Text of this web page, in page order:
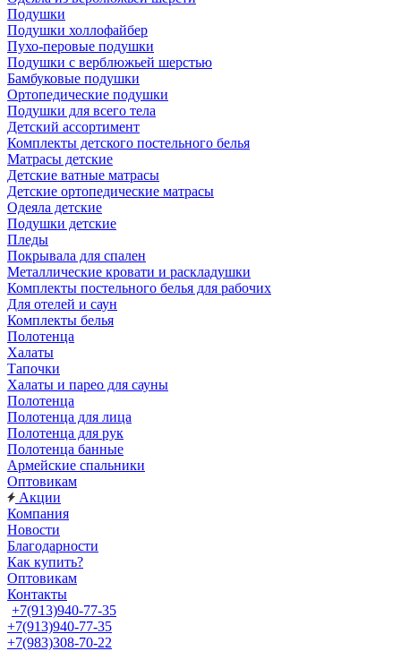
Подушки
Подушки холлофайбер
Пухо-перовые подушки
Подушки с верблюжьей шерстью
Бамбуковые подушки
Ортопедические подушки
Подушки для всего тела
Детский ассортимент
Комплекты детского постельного белья
Матрасы детские
Детские ватные матрасы
Детские ортопедические матрасы
Одеяла детские
Подушки детские
Пледы
Покрывала для спален
Металлические кровати и раскладушки
Комплекты постельного белья для рабочих
Для отелей и саун
Комплекты белья
Полотенца
Халаты
Тапочки
Халаты и парео для сауны
Полотенца
Полотенца для лица
Полотенца для рук
Полотенца банные
Армейские спальники
Оптовикам
Акции
Компания
Новости
Благодарности
Как купить?
Оптовикам
Контакты
+7(913)940-77-35
+7(913)940-77-35
+7(983)308-70-22